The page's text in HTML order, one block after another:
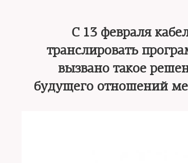
С 13 февраля
транслировать
вызвано такое
будущего отношений